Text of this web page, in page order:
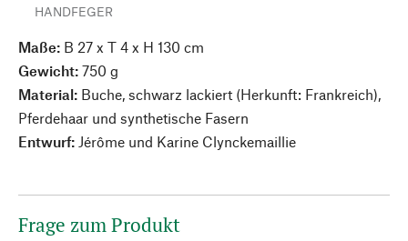
HANDFEGER
Maße: B 27 x T 4 x H 130 cm
Gewicht: 750 g
Material: Buche, schwarz lackiert (Herkunft: Frankreich),
Pferdehaar und synthetische Fasern
Entwurf: Jérôme und Karine Clynckemaillie
Frage zum Produkt